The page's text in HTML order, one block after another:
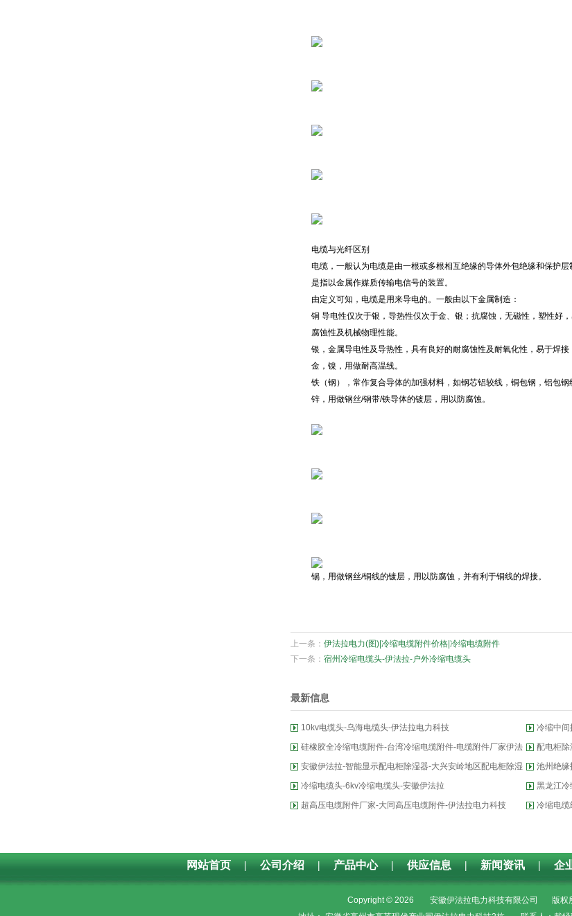
电缆与光纤区别
电缆，一般认为电缆是由一根或多根相互绝缘的导体外包绝缘和保护
是指以金属作媒质传输电信号的装置。
由定义可知，电缆是用来导电的。一般由以下金属制造：
铜 导电性仅次于银，导热性仅次于金、银；抗腐蚀，无磁性，塑性好
腐蚀性及机械物理性能。
银，金属导电性及导热性，具有良好的耐腐蚀性及耐氧化性，易于焊接
金，镍，用做耐高温线。
铁（钢），常作复合导体的加强材料，如钢芯铝较线，铜包钢，铝包钢
锌，用做钢丝/钢带/铁导体的镀层，用以防腐蚀。
锡，用做钢丝/铜线的镀层，用以防腐蚀，并有利于铜线的焊接。
上一条： 伊法拉电力(图)|冷缩电缆附件价格|冷缩电缆附件
下一条： 宿州冷缩电缆头-伊法拉-户外冷缩电缆头
最新信息
10kv电缆头-乌海电缆头-伊法拉电力科技
冷缩中
硅橡胶全冷缩电缆附件-台湾冷缩电缆附件-电缆附件厂家伊法
拉
配电柜
安徽伊法拉-智能显示配电柜除湿器-大兴安岭地区配电柜除湿
器
池州绝
冷缩电缆头-6kv冷缩电缆头-安徽伊法拉
黑龙江
超高压电缆附件厂家-大同高压电缆附件-伊法拉电力科技
冷缩电
网站首页 | 公司介绍 | 产品中心 | 供应信息 | 新闻资讯 | 企
Copyright © 2026 安徽伊法拉电力科技有限公司
版权